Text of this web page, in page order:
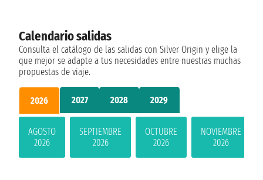
Calendario salidas
Consulta el catálogo de las salidas con Silver Origin y elige la
que mejor se adapte a tus necesidades entre nuestras muchas
propuestas de viaje.
2026 2027 2028 2029
AGOSTO
2026
SEPTIEMBRE
2026
OCTUBRE
2026
NOVIEMBRE
2026